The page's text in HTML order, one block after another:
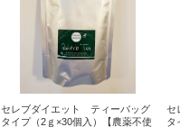
セレブダイエット ティーバッグ
タイプ（2ｇ×30個入）【農薬不使
セ
タ